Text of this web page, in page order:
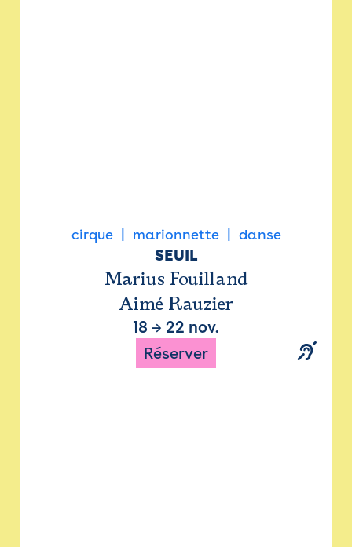
cirque marionnette danse
SEUIL
Marius Fouilland
Aimé Rauzier
18 → 22 nov.
Réserver